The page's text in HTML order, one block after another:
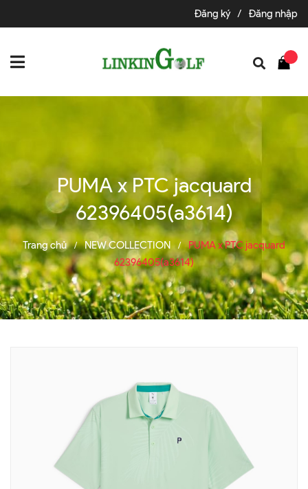
Đăng ký / Đăng nhập
PUMA x PTC jacquard
62396405(a3614)
Trang chủ / NEW COLLECTION /
PUMA x PTC jacquard
62396405(a3614)